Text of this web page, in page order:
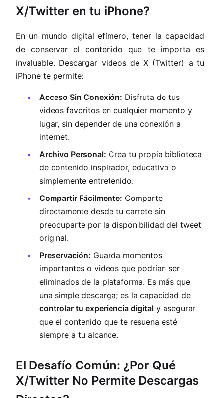
X/Twitter en tu iPhone?
En un mundo digital efímero, tener la capacidad
de conservar el contenido que te importa es
invaluable. Descargar videos de X (Twitter) a tu
iPhone te permite:
Acceso Sin Conexión: Disfruta de tus
videos favoritos en cualquier momento y
lugar, sin depender de una conexión a
internet.
Archivo Personal: Crea tu propia biblioteca
de contenido inspirador, educativo o
simplemente entretenido.
Compartir Fácilmente: Comparte
directamente desde tu carrete sin
preocuparte por la disponibilidad del tweet
original.
Preservación: Guarda momentos
importantes o videos que podrían ser
eliminados de la plataforma. Es más que
una simple descarga; es la capacidad de
controlar tu experiencia digital y asegurar
que el contenido que te resuena esté
siempre a tu alcance.
El Desafío Común: ¿Por Qué
X/Twitter No Permite Descargas